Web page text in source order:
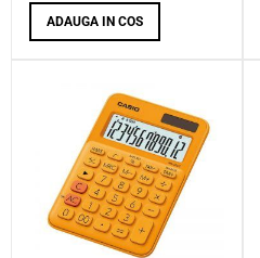
ADAUGA IN COS